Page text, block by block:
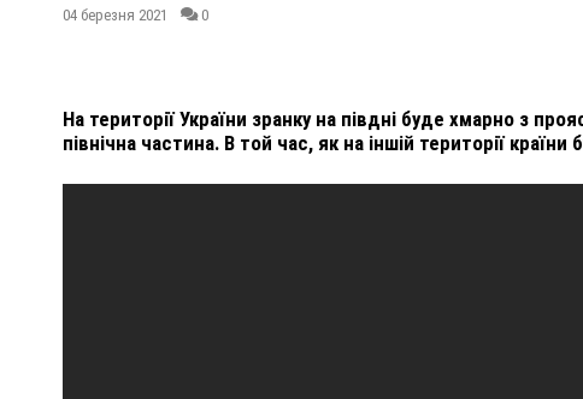
04 березня 2021 0
На території України зранку на півдні буде хмарно з
північна частина. В той час, як на іншій території